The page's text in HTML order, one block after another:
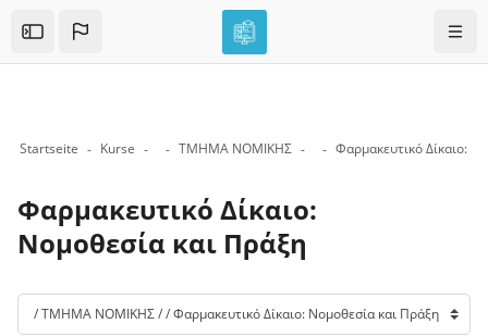
Skip to sidebar navigation menu
Skip to mobile navigation menu
Skip to top bar navigation menu
Open the sidebar
Startseite Kurse ΤΜΗΜΑ ΝΟΜΙΚΗΣ
Φαρμακευτικό Δίκαιο:
Νομοθεσία και Πράξη
Blöcke
Kursbereiche